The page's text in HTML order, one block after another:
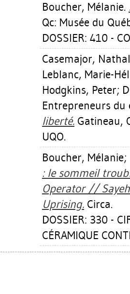
Boucher, Mélanie.
Qc: Musée du
DOSSIER: 410 -
Casemajor,
Leblanc, Marie-
Hodgkins, Peter;
Entrepreneurs
liberté. Gatineau,
UQO.
Boucher, Mélanie;
: le sommeil
Operator //
Uprising. Circa.
DOSSIER: 330 -
CÉRAMIQUE